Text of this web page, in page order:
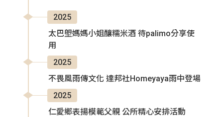
2025
太巴塱媽媽小姐釀糯米酒 待palimo分享使
用
2025
不畏風雨傳文化 達邦社Homeyaya雨中登場
2025
仁愛鄉表揚模範父親 公所精心安排活動